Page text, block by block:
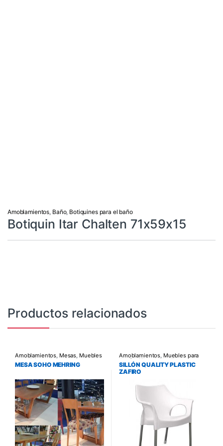
Amoblamientos, Baño, Botiquines para el baño
Botiquin Itar Chalten 71x59x15
Productos relacionados
Amoblamientos, Mesas, Muebles
para Living y Comedor
MESA SOHO MEHRING
Amoblamientos, Muebles para
Jardín ,Sillas de Jardin
SILLÓN QUALITY PLASTIC
ZAFIRO